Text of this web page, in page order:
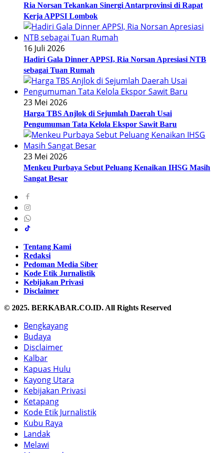
Ria Norsan Tekankan Sinergi Antarprovinsi di Rapat
Kerja APPSI Lombok
16 Juli 2026
Hadiri Gala Dinner APPSI, Ria Norsan Apresiasi NTB
sebagai Tuan Rumah
23 Mei 2026
Harga TBS Anjlok di Sejumlah Daerah Usai
Pengumuman Tata Kelola Ekspor Sawit Baru
23 Mei 2026
Menkeu Purbaya Sebut Peluang Kenaikan IHSG Masih
Sangat Besar
Tentang Kami
Redaksi
Pedoman Media Siber
Kode Etik Jurnalistik
Kebijakan Privasi
Disclaimer
© 2025. BERKABAR.CO.ID. All Rights Reserved
Bengkayang
Budaya
Disclaimer
Kalbar
Kapuas Hulu
Kayong Utara
Kebijakan Privasi
Ketapang
Kode Etik Jurnalistik
Kubu Raya
Landak
Melawi